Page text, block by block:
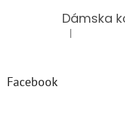
Hodnotenie
|
Facebook